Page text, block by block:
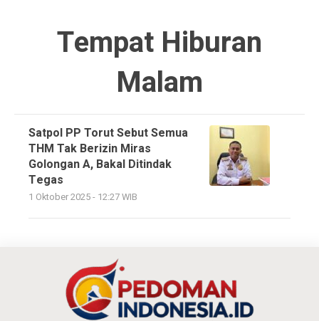
Tempat Hiburan
Malam
Satpol PP Torut Sebut Semua
THM Tak Berizin Miras
Golongan A, Bakal Ditindak
Tegas
1 Oktober 2025 - 12:27 WIB